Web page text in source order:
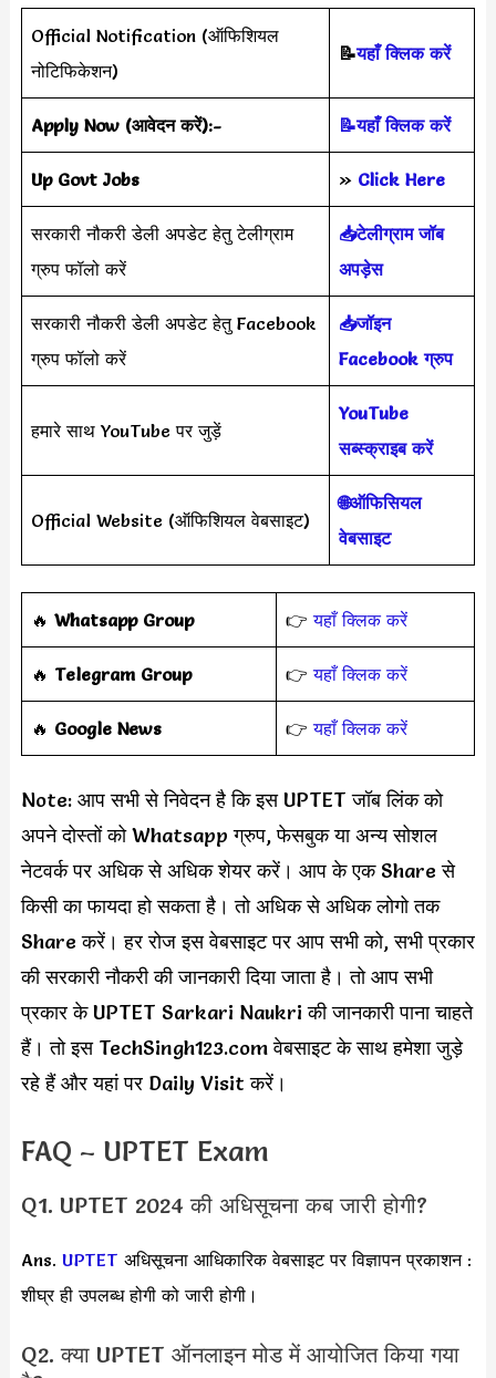
Official Notification (ऑफिशियल
नोटिफिकेशन)
📝यहाँ क्लिक करें
Apply Now (आवेदन करें):- 📝यहाँ क्लिक करें
Up Govt Jobs » Click Here
सरकारी नौकरी डेली अपडेट हेतु टेलीग्राम
ग्रुप फॉलो करें
📥टेलीग्राम जॉब
अपड़ेस
सरकारी नौकरी डेली अपडेट हेतु Facebook
ग्रुप फॉलो करें
📥जॉइन
Facebook ग्रुप
हमारे साथ YouTube पर जुड़ें
YouTube
सब्स्क्राइब करें
Official Website (ऑफिशियल वेबसाइट)
🌐ऑफिसियल
वेबसाइट
‎️‍🔥 Whatsapp Group 👉यहाँ क्लिक करें
‎️‍🔥 Telegram Group 👉यहाँ क्लिक करें
️‍🔥 Google News 👉 यहाँ क्लिक करें
Note: आप सभी से निवेदन है कि इस UPTET जॉब लिंक को
अपने दोस्तों को Whatsapp ग्रुप, फेसबुक या अन्य सोशल
नेटवर्क पर अधिक से अधिक शेयर करें। आप के एक Share से
किसी का फायदा हो सकता है। तो अधिक से अधिक लोगो तक
Share करें। हर रोज इस वेबसाइट पर आप सभी को, सभी प्रकार
की सरकारी नौकरी की जानकारी दिया जाता है। तो आप सभी
प्रकार के UPTET Sarkari Naukri की जानकारी पाना चाहते
हैं। तो इस TechSingh123.com वेबसाइट के साथ हमेशा जुड़े
रहे हैं और यहां पर Daily Visit करें।
FAQ – UPTET Exam
Q1. UPTET 2024 की अधिसूचना कब जारी होगी?
Ans. UPTET अधिसूचना आधिकारिक वेबसाइट पर विज्ञापन प्रकाशन :
शीघ्र ही उपलब्ध होगी को जारी होगी।
Q2. क्या UPTET ऑनलाइन मोड में आयोजित किया गया